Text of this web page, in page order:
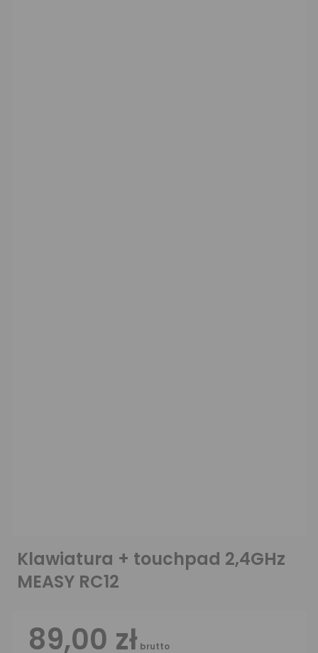
Klawiatura + touchpad 2,4GHz
MEASY RC12
89,00 zł brutto